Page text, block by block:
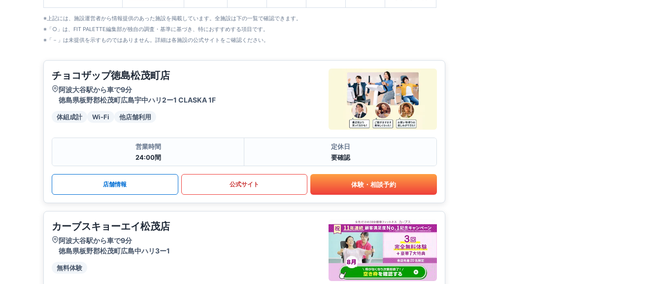
※上記には、施設運営者から情報提供のあった施設を掲載しています。全施設は下の一覧で確認できます。
※「○」は、FIT PALETTE編集部が独自の調査・基準に基づき、特におすすめする項目です。
※「－」は未提供を示すものではありません。詳細は各施設の公式サイトをご確認ください。
チョコザップ徳島松茂町店
阿波大谷駅から車で9分
徳島県板野郡松茂町広島宇中ハリ2ー1 CLASKA 1F
体組成計 Wi-Fi 他店舗利用
営業時間
24:00間
定休日
要確認
店舗情報 公式サイト 体験・相談予約
カーブスキョーエイ松茂店
阿波大谷駅から車で9分
徳島県板野郡松茂町広島中ハリ3ー1
無料体験